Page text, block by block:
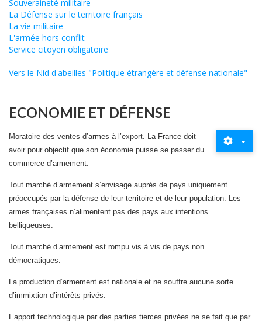
Souveraineté militaire
La Défense sur le territoire français
La vie militaire
L'armée hors conflit
Service citoyen obligatoire
--------------------
Vers le Nid d'abeilles "Politique étrangère et défense nationale"
ECONOMIE ET DÉFENSE
Moratoire des ventes d’armes à l’export. La France doit
avoir pour objectif que son économie puisse se passer du
commerce d’armement.
Tout marché d’armement s’envisage auprès de pays uniquement
préoccupés par la défense de leur territoire et de leur population. Les
armes françaises n’alimentent pas des pays aux intentions
belliqueuses.
Tout marché d’armement est rompu vis à vis de pays non
démocratiques.
La production d’armement est nationale et ne souffre aucune sorte
d’immixtion d’intérêts privés.
L’apport technologique par des parties tierces privées ne se fait que par